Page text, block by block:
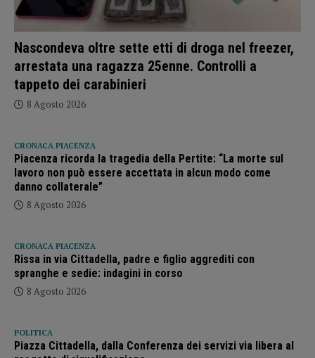
Nascondeva oltre sette etti di droga nel freezer,
arrestata una ragazza 25enne. Controlli a
tappeto dei carabinieri
8 Agosto 2026
CRONACA PIACENZA
Piacenza ricorda la tragedia della Pertite: “La morte sul
lavoro non può essere accettata in alcun modo come
danno collaterale”
8 Agosto 2026
CRONACA PIACENZA
Rissa in via Cittadella, padre e figlio aggrediti con
spranghe e sedie: indagini in corso
8 Agosto 2026
POLITICA
Piazza Cittadella, dalla Conferenza dei servizi via libera al